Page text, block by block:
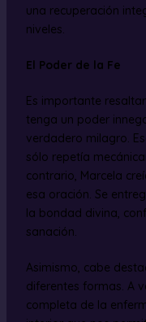
una recuperación
niveles.
El Poder de la Fe
Es importante
tenga un poder
verdadero milagro.
sólo repetía
contrario, Marcela
esa oración. Se
la bondad divina,
sanación.
Asimismo, cabe
diferentes formas. A
completa de la